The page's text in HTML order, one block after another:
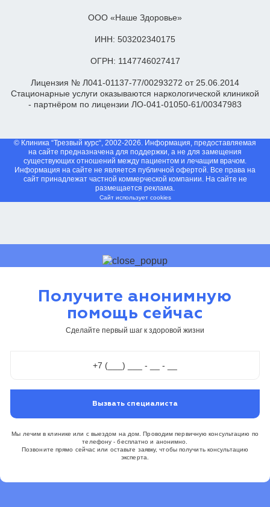
ООО «Наше Здоровье»
ИНН: 503202340175
ОГРН: 1147746027417
Лицензия № Л041-01137-77/00293272 от 25.06.2014
Стационарные услуги оказываются наркологической клиникой
- партнёром по лицензии ЛО-041-01050-61/00347983
© Клиника “Трезвый курс“, 2002-2026. Информация, предоставляемая
на сайте предназначена для поддержки, а не для замещения
существующих отношений между пациентом и лечащим врачом.
Информация на сайте не является публичной офертой. Все права на
сайт принадлежат частной коммерческой компании. На сайте не
размещается реклама.
Сайт использует cookies
Получите анонимную
помощь сейчас
Сделайте первый шаг к здоровой жизни
Вызвать специалиста
Мы лечим в клинике или с выездом на дом. Проводим первичную консультацию по
телефону - бесплатно и анонимно.
Позвоните прямо сейчас или оставьте заявку, чтобы получить консультацию
эксперта.